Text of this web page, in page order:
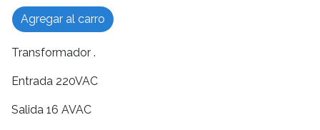
Agregar al carro
Transformador .
Entrada 220VAC
Salida 16 AVAC